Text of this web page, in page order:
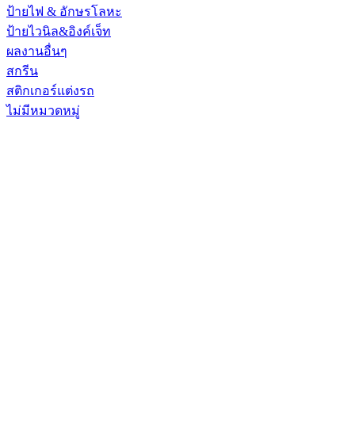
ป้ายไฟ & อักษรโลหะ
ป้ายไวนิล&อิงค์เจ็ท
ผลงานอื่นๆ
สกรีน
สติกเกอร์แต่งรถ
ไม่มีหมวดหมู่